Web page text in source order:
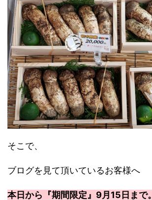
そこで、
ブログを見て頂いているお客様へ
本日から『期間限定』9月15日まで。